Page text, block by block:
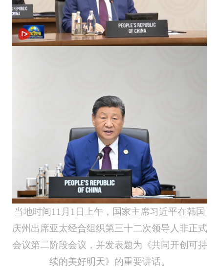
当地时间11月1日上午，国家主席习近平在韩国
庆州出席亚太经合组织第三十二次领导人非正式
会议第二阶段会议，并发表题为《共同开创可持
续的美好明天》的重要讲话。